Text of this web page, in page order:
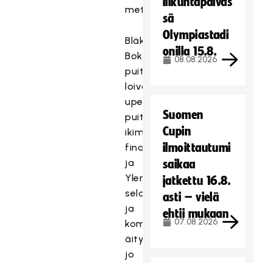
meteliä.
Bläk
Boksin
puitteet
loivat
upeat
puitteet
ikimuistoiselle
finaalille,
ja
Ylen
selostaja
ja
kommentaattorikin
äityivät
jo
sä
Olympiastadi
onilla 15.8.
08.08.2026
Suomen
Cupin
ilmoittautumi
saikaa
jatkettu 16.8.
asti – vielä
ehtii mukaan
07.08.2026